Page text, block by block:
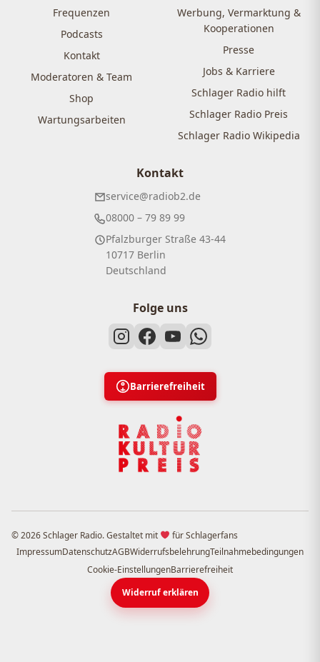
Frequenzen
Podcasts
Kontakt
Moderatoren & Team
Shop
Wartungsarbeiten
Werbung, Vermarktung &
Kooperationen
Presse
Jobs & Karriere
Schlager Radio hilft
Schlager Radio Preis
Schlager Radio Wikipedia
Kontakt
service@radiob2.de
08000 – 79 89 99
Pfalzburger Straße 43-44
10717 Berlin
Deutschland
Folge uns
Barrierefreiheit
© 2026 Schlager Radio. Gestaltet mit
für Schlagerfans
ImpressumDatenschutzAGBWiderrufsbelehrungTeilnahmebedingungen
Cookie-EinstellungenBarrierefreiheit
Widerruf erklären